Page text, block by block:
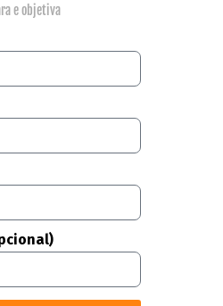
e objetiva